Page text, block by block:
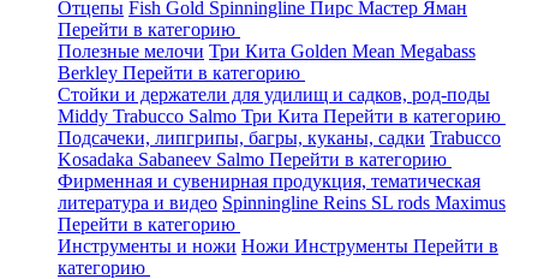
Отцепы Fish Gold Spinningline Пирс Мастер Яман
Перейти в категорию
Полезные мелочи Три Кита Golden Mean Megabass
Berkley Перейти в категорию
Стойки и держатели для удилищ и садков, род-поды
Middy Trabucco Salmo Три Кита Перейти в категорию
Подсачеки, липгрипы, багры, куканы, садки Trabucco
Kosadaka Sabaneev Salmo Перейти в категорию
Фирменная и сувенирная продукция, тематическая
литература и видео Spinningline Reins SL rods Maximus
Перейти в категорию
Инструменты и ножи Ножи Инструменты Перейти в
категорию